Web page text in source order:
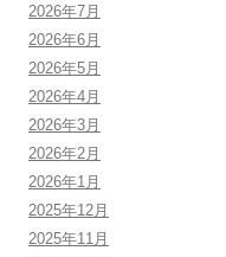
2026年7月
2026年6月
2026年5月
2026年4月
2026年3月
2026年2月
2026年1月
2025年12月
2025年11月